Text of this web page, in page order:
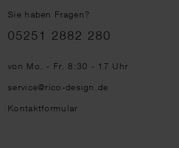
Sie haben Fragen?
Telefonnummer
05251 2882 280
von Mo. - Fr. 8:30 - 17 Uhr
service@rico-design.de
Kontaktformular